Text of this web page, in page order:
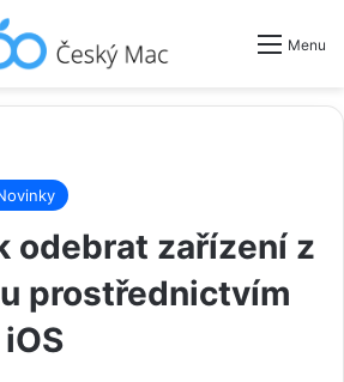
Menu
odebrat zařízení z
prostřednictvím